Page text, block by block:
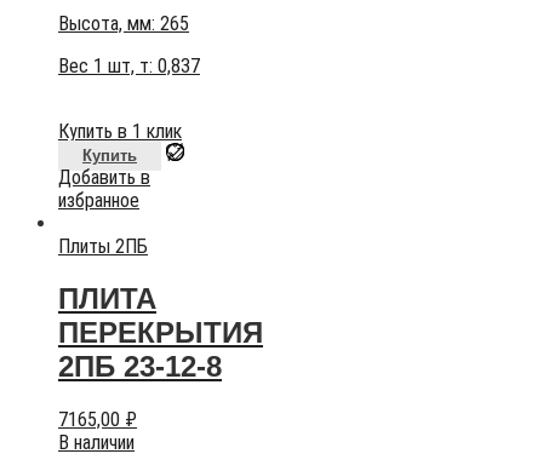
Высота, мм: 265
Вес 1 шт, т: 0,837
Купить в 1 клик
Купить
Добавить в
избранное
Плиты 2ПБ
ПЛИТА
ПЕРЕКРЫТИЯ
2ПБ 23-12-8
7165,00 ₽
В наличии